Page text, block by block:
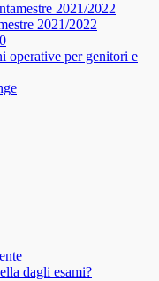
2021/2022
2021/2022
per genitori e
dagli esami?